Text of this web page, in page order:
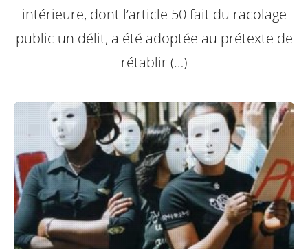
intérieure, dont l’article 50 fait du racolage
public un délit, a été adoptée au prétexte de
rétablir (…)